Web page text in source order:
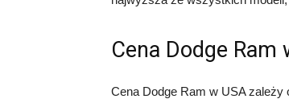
Cena Dodge Ram
Cena Dodge Ram w USA